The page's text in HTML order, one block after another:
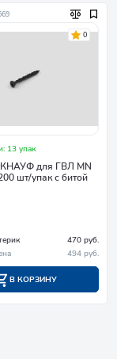
0
13 упак
для ГВЛ MN
шт/упак с битой
470 руб.
494 руб.
В КОРЗИНУ